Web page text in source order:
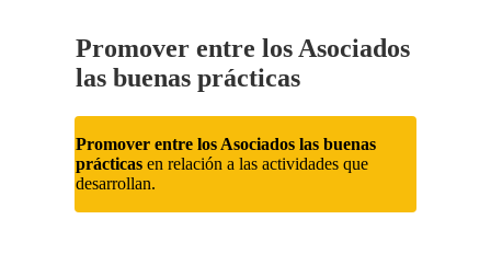
Promover entre los Asociados
las buenas prácticas
Promover entre los Asociados las buenas
prácticas en relación a las actividades que
desarrollan.